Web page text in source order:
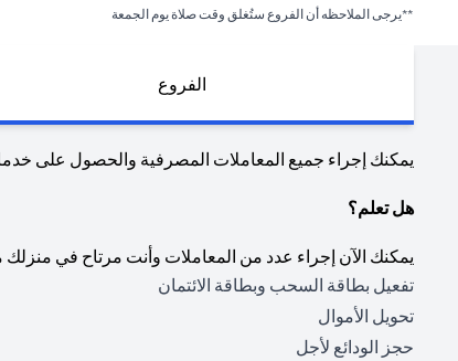
**يرجى الملاحظه أن الفروع ستُغلق وقت صلاة يوم الجمعة
الفروع
يمكنك إجراء جميع المعاملات المصرفية والحصول على
هل تعلم؟
يمكنك الآن إجراء عدد من المعاملات وأنت مرتاح في
تفعيل بطاقة السحب وبطاقة الائتمان
تحويل الأموال
حجز الودائع لأجل